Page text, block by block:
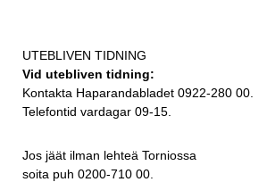
UTEBLIVEN TIDNING
Vid utebliven tidning:
Kontakta Haparandabladet 0922-280 00.
Telefontid vardagar 09-15.
Jos jäät ilman lehteä Torniossa
soita puh 0200-710 00.